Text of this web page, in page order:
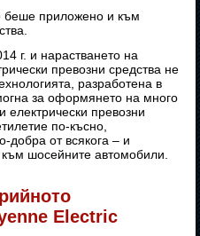
беше приложено и към
г. и нарастването на
превозни средства не
разработена в
за оформянето на много
електрически превозни
по-късно,
добра от всякога – и
към шосейните автомобили.
Electric